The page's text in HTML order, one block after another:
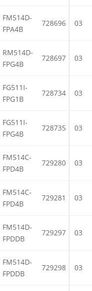
FM514D-
FPA4B
728696 03
RM514D-
FPG4B
728697 03
FG511I-
FPG1B
728734 03
FG511I-
FPG4B
728735 03
FM514C-
FPD4B
729280 03
FM514C-
FPD4B
729281 03
FM514D-
FPDDB
729297 03
FM514D-
FPDDB
729298 03